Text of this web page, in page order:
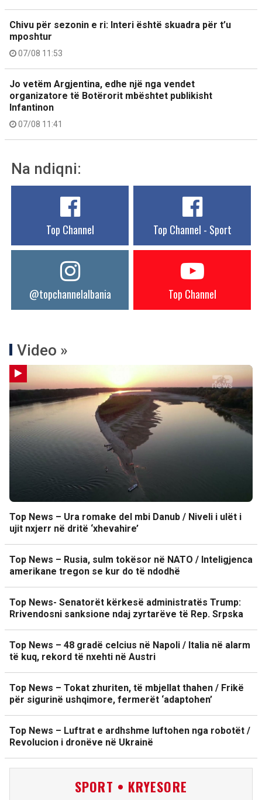
Chivu për sezonin e ri: Interi është skuadra për t’u
mposhtur
07/08 11:53
Jo vetëm Argjentina, edhe një nga vendet
organizatore të Botërorit mbështet publikisht
Infantinon
07/08 11:41
Na ndiqni:
Top Channel Top Channel - Sport
@topchannelalbania Top Channel
Video »
Top News – Ura romake del mbi Danub / Niveli i ulët i
ujit nxjerr në dritë ‘xhevahire’
Top News – Rusia, sulm tokësor në NATO / Inteligjenca
amerikane tregon se kur do të ndodhë
Top News- Senatorët kërkesë administratës Trump:
Rrivendosni sanksione ndaj zyrtarëve të Rep. Srpska
Top News – 48 gradë celcius në Napoli / Italia në alarm
të kuq, rekord të nxehti në Austri
Top News – Tokat zhuriten, të mbjellat thahen / Frikë
për sigurinë ushqimore, fermerët ‘adaptohen’
Top News – Luftrat e ardhshme luftohen nga robotët /
Revolucion i dronëve në Ukrainë
SPORT • KRYESORE